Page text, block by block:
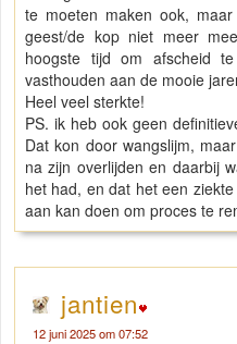
te moeten maken ook,
geest/de kop niet meer
hoogste tijd om afscheid
vasthouden aan de mooie
Heel veel sterkte!
PS. ik heb ook geen
Dat kon door wangslijm,
na zijn overlijden en daarbij
het had, en dat het een
aan kan doen om proces te
jantien
12 juni 2025 om 07:52